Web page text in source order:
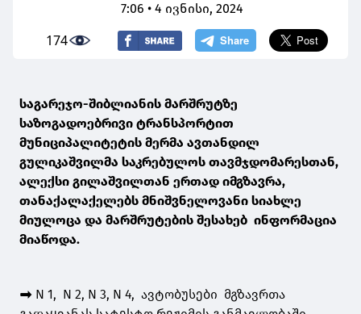
7:06 • 4 ივნისი, 2024
174
საგარეჯო-შიბლიანის მარშრუტზე
საზოგადოებრივი ტრანსპორტით
მუნიციპალიტეტის მერმა ავთანდილ
გულიკაშვილმა საკრებულოს თავმჯდომარესთან,
ალექსი გილაშვილთან ერთად იმგზავრა,
თანაქალაქელებს მნიშვნელოვანი სიახლე
მიულოცა და მარშრუტების შესახებ ინფორმაცია
მიაწოდა.
➡️ N 1, N 2, N 3, N 4, ავტობუსები მგზავრთა